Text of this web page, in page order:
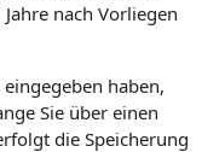
nach Vorliegen
haben,
Sie über einen
die Speicherung